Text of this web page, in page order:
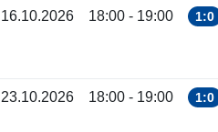
16.10.2026 18:00 - 19:00 1:0
23.10.2026 18:00 - 19:00 1:0